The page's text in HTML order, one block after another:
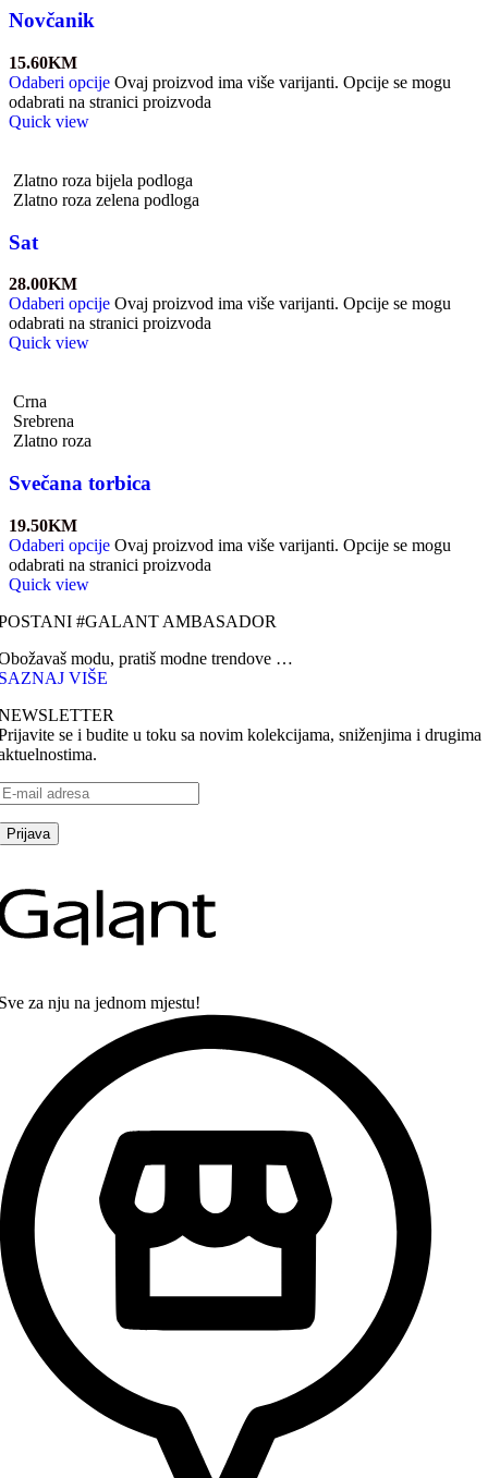
Novčanik
15.60KM
Odaberi opcije Ovaj proizvod ima više varijanti. Opcije se mogu
odabrati na stranici proizvoda
Quick view
Zlatno roza bijela podloga
Zlatno roza zelena podloga
Sat
28.00KM
Odaberi opcije Ovaj proizvod ima više varijanti. Opcije se mogu
odabrati na stranici proizvoda
Quick view
Crna
Srebrena
Zlatno roza
Svečana torbica
19.50KM
Odaberi opcije Ovaj proizvod ima više varijanti. Opcije se mogu
odabrati na stranici proizvoda
Quick view
#GALANT AMBASADOR
modu, pratiš modne trendove …
VIŠE
se i budite u toku sa novim kolekcijama, sniženjima i drugima
za nju na jednom mjestu!